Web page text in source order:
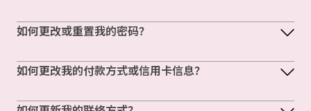
如何更改或重置我的密码？
如何更改我的付款方式或信用卡信息？